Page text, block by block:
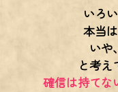
いろ
本当
いや
と考
確信は持てな